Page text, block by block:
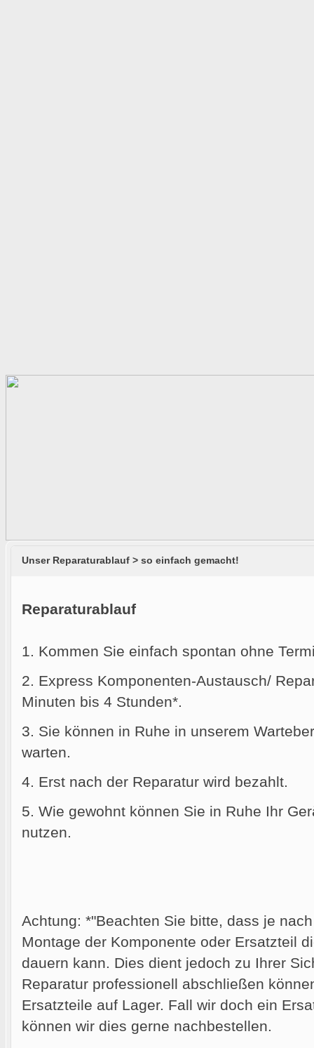
Unser Reparaturablauf > so einfach gemacht!
Reparaturablauf
1. Kommen Sie einfach spontan ohne
2. Express Komponenten-Austausch/
Minuten bis 4 Stunden*.
3. Sie können in Ruhe in unserem
warten.
4. Erst nach der Reparatur wird bezahlt.
5. Wie gewohnt können Sie in Ruhe Ihr
nutzen.
Achtung: *"Beachten Sie bitte, dass je
Montage der Komponente oder Ersatzteil
dauern kann. Dies dient jedoch zu Ihrer
Reparatur professionell abschließen
Ersatzteile auf Lager. Fall wir doch ein
können wir dies gerne nachbestellen.